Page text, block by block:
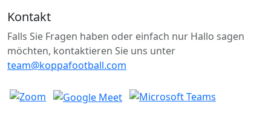
Kontakt
Falls Sie Fragen haben oder einfach nur Hallo sagen
möchten, kontaktieren Sie uns unter
team@koppafootball.com